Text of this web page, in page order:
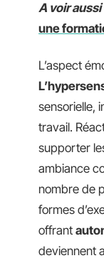
A voir aussi
une
L’aspect
sensorielle,
travail.
supporter
ambiance
nombre de
formes
offrant
deviennent